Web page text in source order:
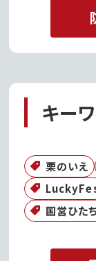
キー
栗のいえ
国営ひた